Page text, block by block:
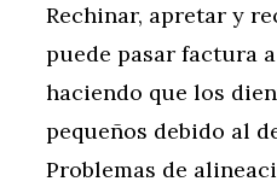
Rechinar, apretar y
puede pasar factura
haciendo que los
pequeños debido al
Problemas de